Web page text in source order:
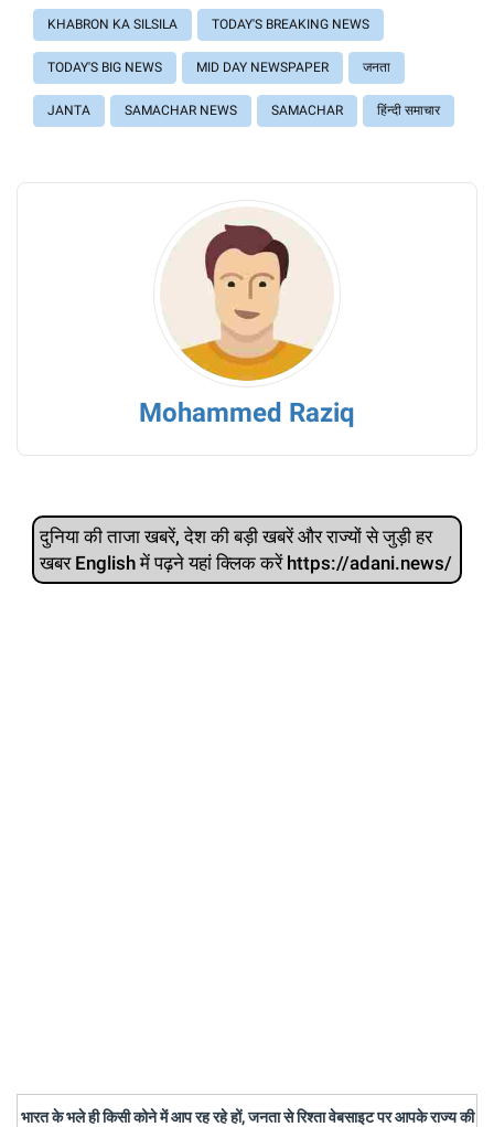
KHABRON KA SILSILA TODAY'S BREAKING NEWS
TODAY'S BIG NEWS MID DAY NEWSPAPER जनता
JANTA SAMACHAR NEWS SAMACHAR हिंन्दी समाचार
Mohammed Raziq
दुनिया की ताजा खबरें, देश की बड़ी खबरें और राज्‍यों से जुड़ी हर
खबर English में पढ़ने यहां क्लिक करें https://adani.news/
भारत के भले ही किसी कोने में आप रह रहे हों, जनता से रिश्ता वेबसाइट पर आपके राज्य की